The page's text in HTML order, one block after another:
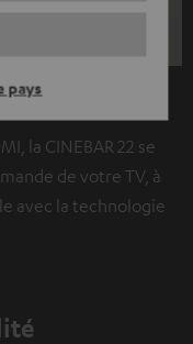
pays
la CINEBAR 22 se
de votre TV, à
avec la technologie